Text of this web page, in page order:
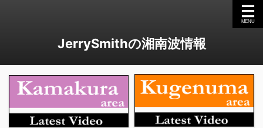
JerrySmithの湘南波情報